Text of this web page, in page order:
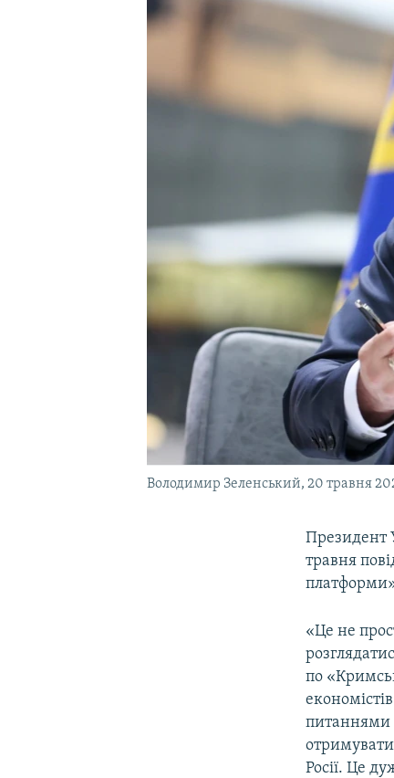
Володимир Зеленський, 20 травня
Президент
травня
«Це не
по
питаннями
Росії. Це